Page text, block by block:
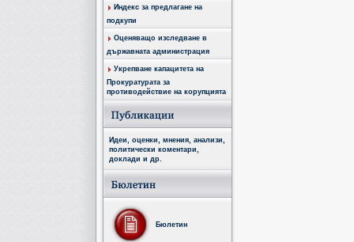
Индекс за предлагане на
подкупи
Оценяващо изследване в
държавната администрация
Укрепване капацитета на
Прокуратурата за
противодействие на корупцията
Идеи, оценки, мнения, анализи,
политически коментари,
доклади и др.
Бюлетин